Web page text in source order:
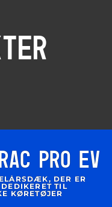
PRO EV
DER ER
TIL
KØRETØJER